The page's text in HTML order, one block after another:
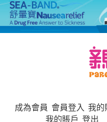
成為會員 會員登入 我的
我的賬戶 登出